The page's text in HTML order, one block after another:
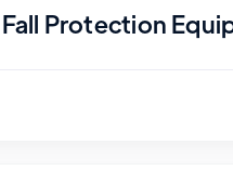
Protection